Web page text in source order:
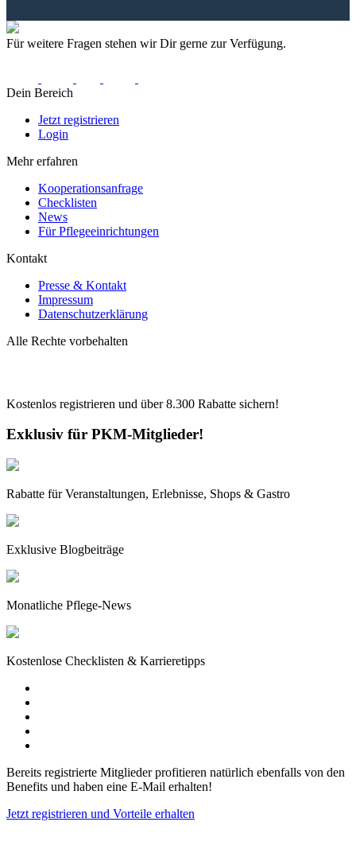
Für weitere Fragen stehen wir Dir gerne zur Verfügung.
Dein Bereich
Jetzt registrieren
Login
Mehr erfahren
Kooperationsanfrage
Checklisten
News
Für Pflegeeinrichtungen
Kontakt
Presse & Kontakt
Impressum
Datenschutzerklärung
Alle Rechte vorbehalten
Kostenlos registrieren und über8.300 Rabatte sichern!
Exklusiv für PKM-Mitglieder!
Rabatte für Veranstaltungen, Erlebnisse, Shops & Gastro
Exklusive Blogbeiträge
Monatliche Pflege-News
Kostenlose Checklisten & Karrieretipps
Bereits registrierte Mitglieder profitieren natürlich ebenfalls von den
Benefits und haben eine E-Mail erhalten!
Jetzt registrieren und Vorteile erhalten